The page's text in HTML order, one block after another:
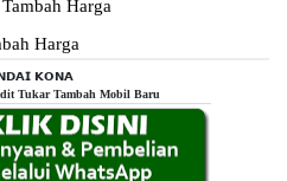
𝗞𝗢𝗡𝗔
Tukar Tambah Mobil Baru